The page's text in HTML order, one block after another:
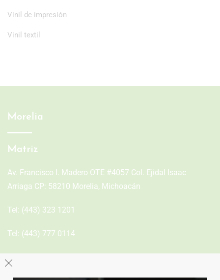
Vinil de impresión
Vinil textil
Morelia
Matriz
Av. Francisco I. Madero OTE #4057 Col. Ejidal Isaac
Arriaga CP: 58210 Morelia, Michoacán
Tel: (443) 323 1201
Tel: (443) 777 0114